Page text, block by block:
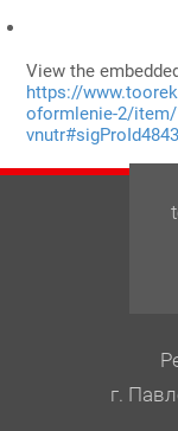
View the
https://
oformlenie-2/
г.